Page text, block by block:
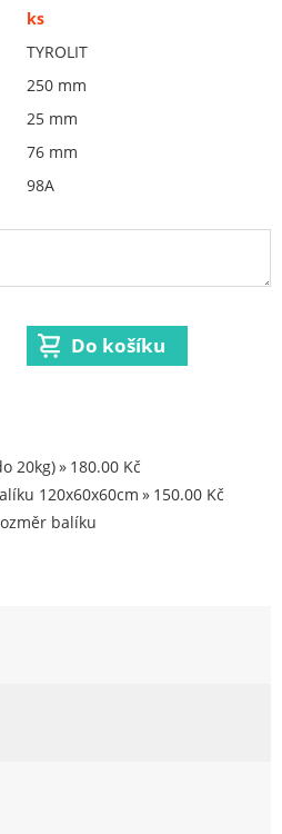
kameny, pilníky
orovnávače
keramické kotouče
závity
a oživovací kameny
- sklad Louny
Hašpl
potřeby
ks
TYROLIT
250 mm
25 mm
76 mm
98A
20kg)
180.00 Kč
120x60x60cm
150.00 Kč
balíku